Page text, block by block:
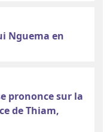
Nguema en
prononce sur la
de Thiam,